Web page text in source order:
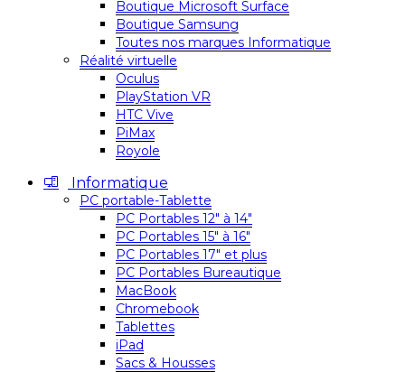
Boutique Microsoft Surface
Boutique Samsung
Toutes nos marques Informatique
Réalité virtuelle
Oculus
PlayStation VR
HTC Vive
PiMax
Royole
Informatique
PC portable-Tablette
PC Portables 12″ à 14″
PC Portables 15″ à 16″
PC Portables 17″ et plus
PC Portables Bureautique
MacBook
Chromebook
Tablettes
iPad
Sacs & Housses